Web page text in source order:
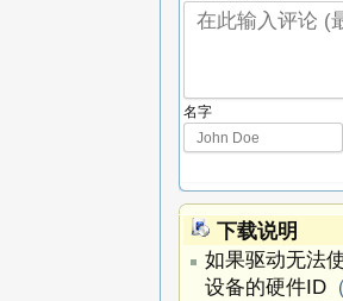
名字
下载说明
如果驱动无法
设备的硬件ID